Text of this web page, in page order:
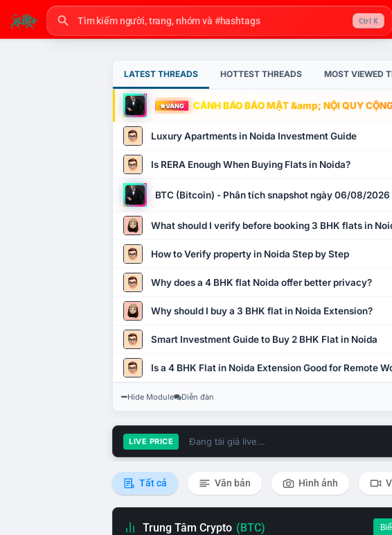
Ctrl K
LATEST THREADS HOTTEST THREADS MOST VIEWED
VÀNG CẢNH BÁO BẢO MẬT &amp; NỘI QUY
Luxury Apartments in Noida Investment Guide
Is RERA Enough When Buying Flats in Noida?
BTC (Bitcoin) - Phân tích snapshot ngày 06/08/2026
What should I verify before booking 3 BHK flats in
How to Verify property in Noida Step by Step
Why does a 4 BHK flat Noida offer better privacy?
Why should I buy a 3 BHK flat in Noida Extension?
Smart Investment Guide to Buy 2 BHK Flat in Noida
Is a 4 BHK Flat in Noida Extension Good for Remote
Hide Module Diễn đàn
LIVE PRICE Đang tải giá live...
Tất cả Văn bản Hình ảnh
Trung Tâm Crypto (BTC)